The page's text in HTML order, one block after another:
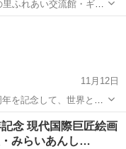
里ふれあい交流館・ギャ
和
ず、 ハサミと指先だけ
11月12日
を記念して、世界と日
ピカソ、シャガール、
どが並ぶ貴重な機会で
リティー
念 現代国際巨匠絵画
みらいあんし…